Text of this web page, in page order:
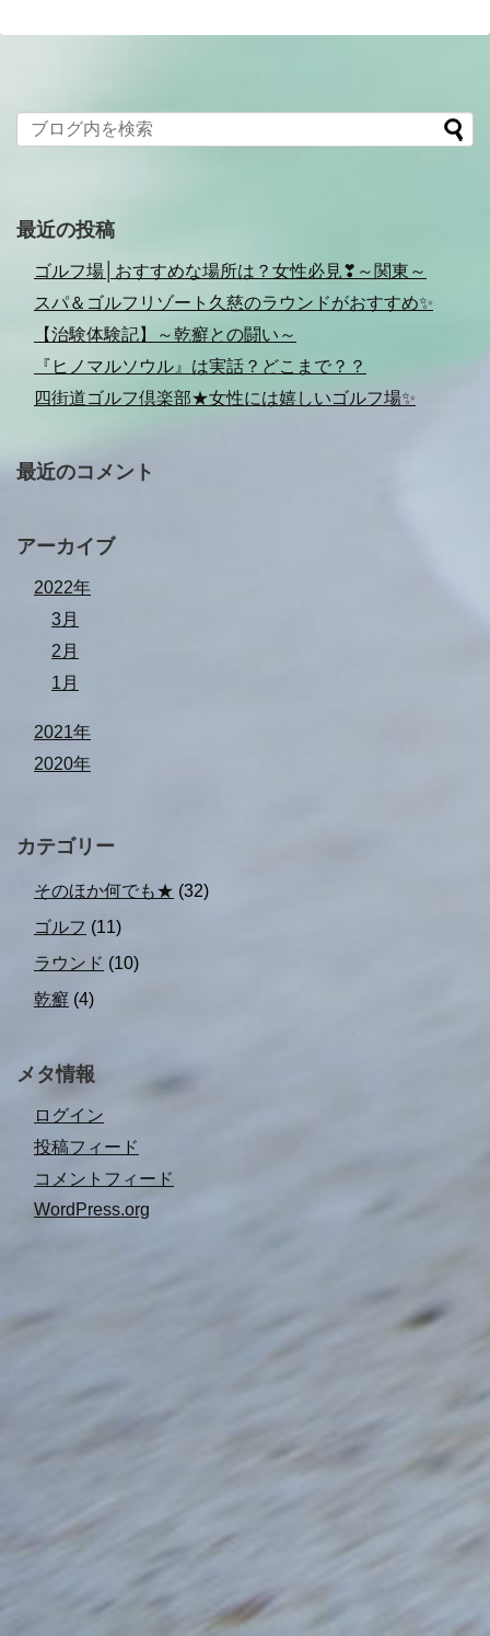
最近の投稿
ゴルフ場│おすすめな場所は？女性必見❣～関東～
スパ＆ゴルフリゾート久慈のラウンドがおすすめ✨
【治験体験記】～乾癬との闘い～
『ヒノマルソウル』は実話？どこまで？？
四街道ゴルフ倶楽部★女性には嬉しいゴルフ場✨
最近のコメント
アーカイブ
2022年
3月
2月
1月
2021年
2020年
カテゴリー
そのほか何でも★ (32)
ゴルフ (11)
ラウンド (10)
乾癬 (4)
メタ情報
ログイン
投稿フィード
コメントフィード
WordPress.org